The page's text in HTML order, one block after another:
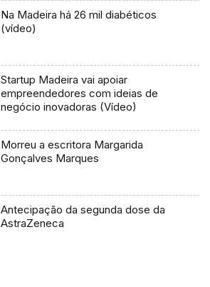
Na Madeira há 26 mil diabéticos
(vídeo)
Startup Madeira vai apoiar
empreendedores com ideias de
negócio inovadoras (Vídeo)
Morreu a escritora Margarida
Gonçalves Marques
Antecipação da segunda dose da
AstraZeneca